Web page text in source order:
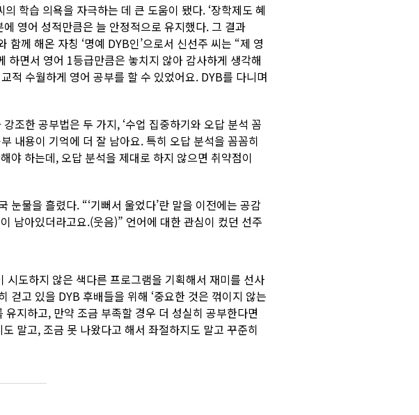
학습 의욕을 자극하는 데 큰 도움이 됐다. ‘장학제도 혜
영어 성적만큼은 늘 안정적으로 유지했다. 그 결과
께 해온 자칭 ‘명예 DYB인’으로서 신선주 씨는 “제 영
면서 영어 1등급만큼은 놓치지 않아 감사하게 생각해
적 수월하게 영어 공부를 할 수 있었어요. DYB를 다니며
조한 공부법은 두 가지, ‘수업 집중하기와 오답 분석 꼼
내용이 기억에 더 잘 남아요. 특히 오답 분석을 꼼꼼히
야 하는데, 오답 분석을 제대로 하지 않으면 취약점이
물을 흘렸다. “‘기뻐서 울었다’란 말을 이전에는 공감
남아있더라고요.(웃음)” 언어에 대한 관심이 컸던 선주
도하지 않은 색다른 프로그램을 기획해서 재미를 선사
걷고 있을 DYB 후배들을 위해 ‘중요한 것은 꺾이지 않는
지하고, 만약 조금 부족할 경우 더 성실히 공부한다면
말고, 조금 못 나왔다고 해서 좌절하지도 말고 꾸준히